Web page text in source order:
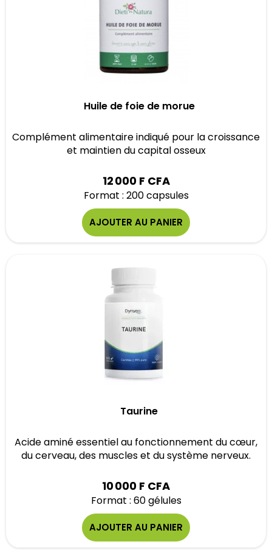
Huile de foie de morue
Complément alimentaire indiqué pour la croissance
et maintien du capital osseux
12 000 F CFA
Format : 200 capsules
AJOUTER AU PANIER
Taurine
Acide aminé essentiel au fonctionnement du cœur,
du cerveau, des muscles et du système nerveux.
10 000 F CFA
Format : 60 gélules
AJOUTER AU PANIER